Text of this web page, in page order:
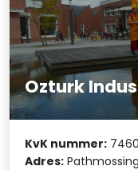
Ozturk
KvK nummer:
Adres: